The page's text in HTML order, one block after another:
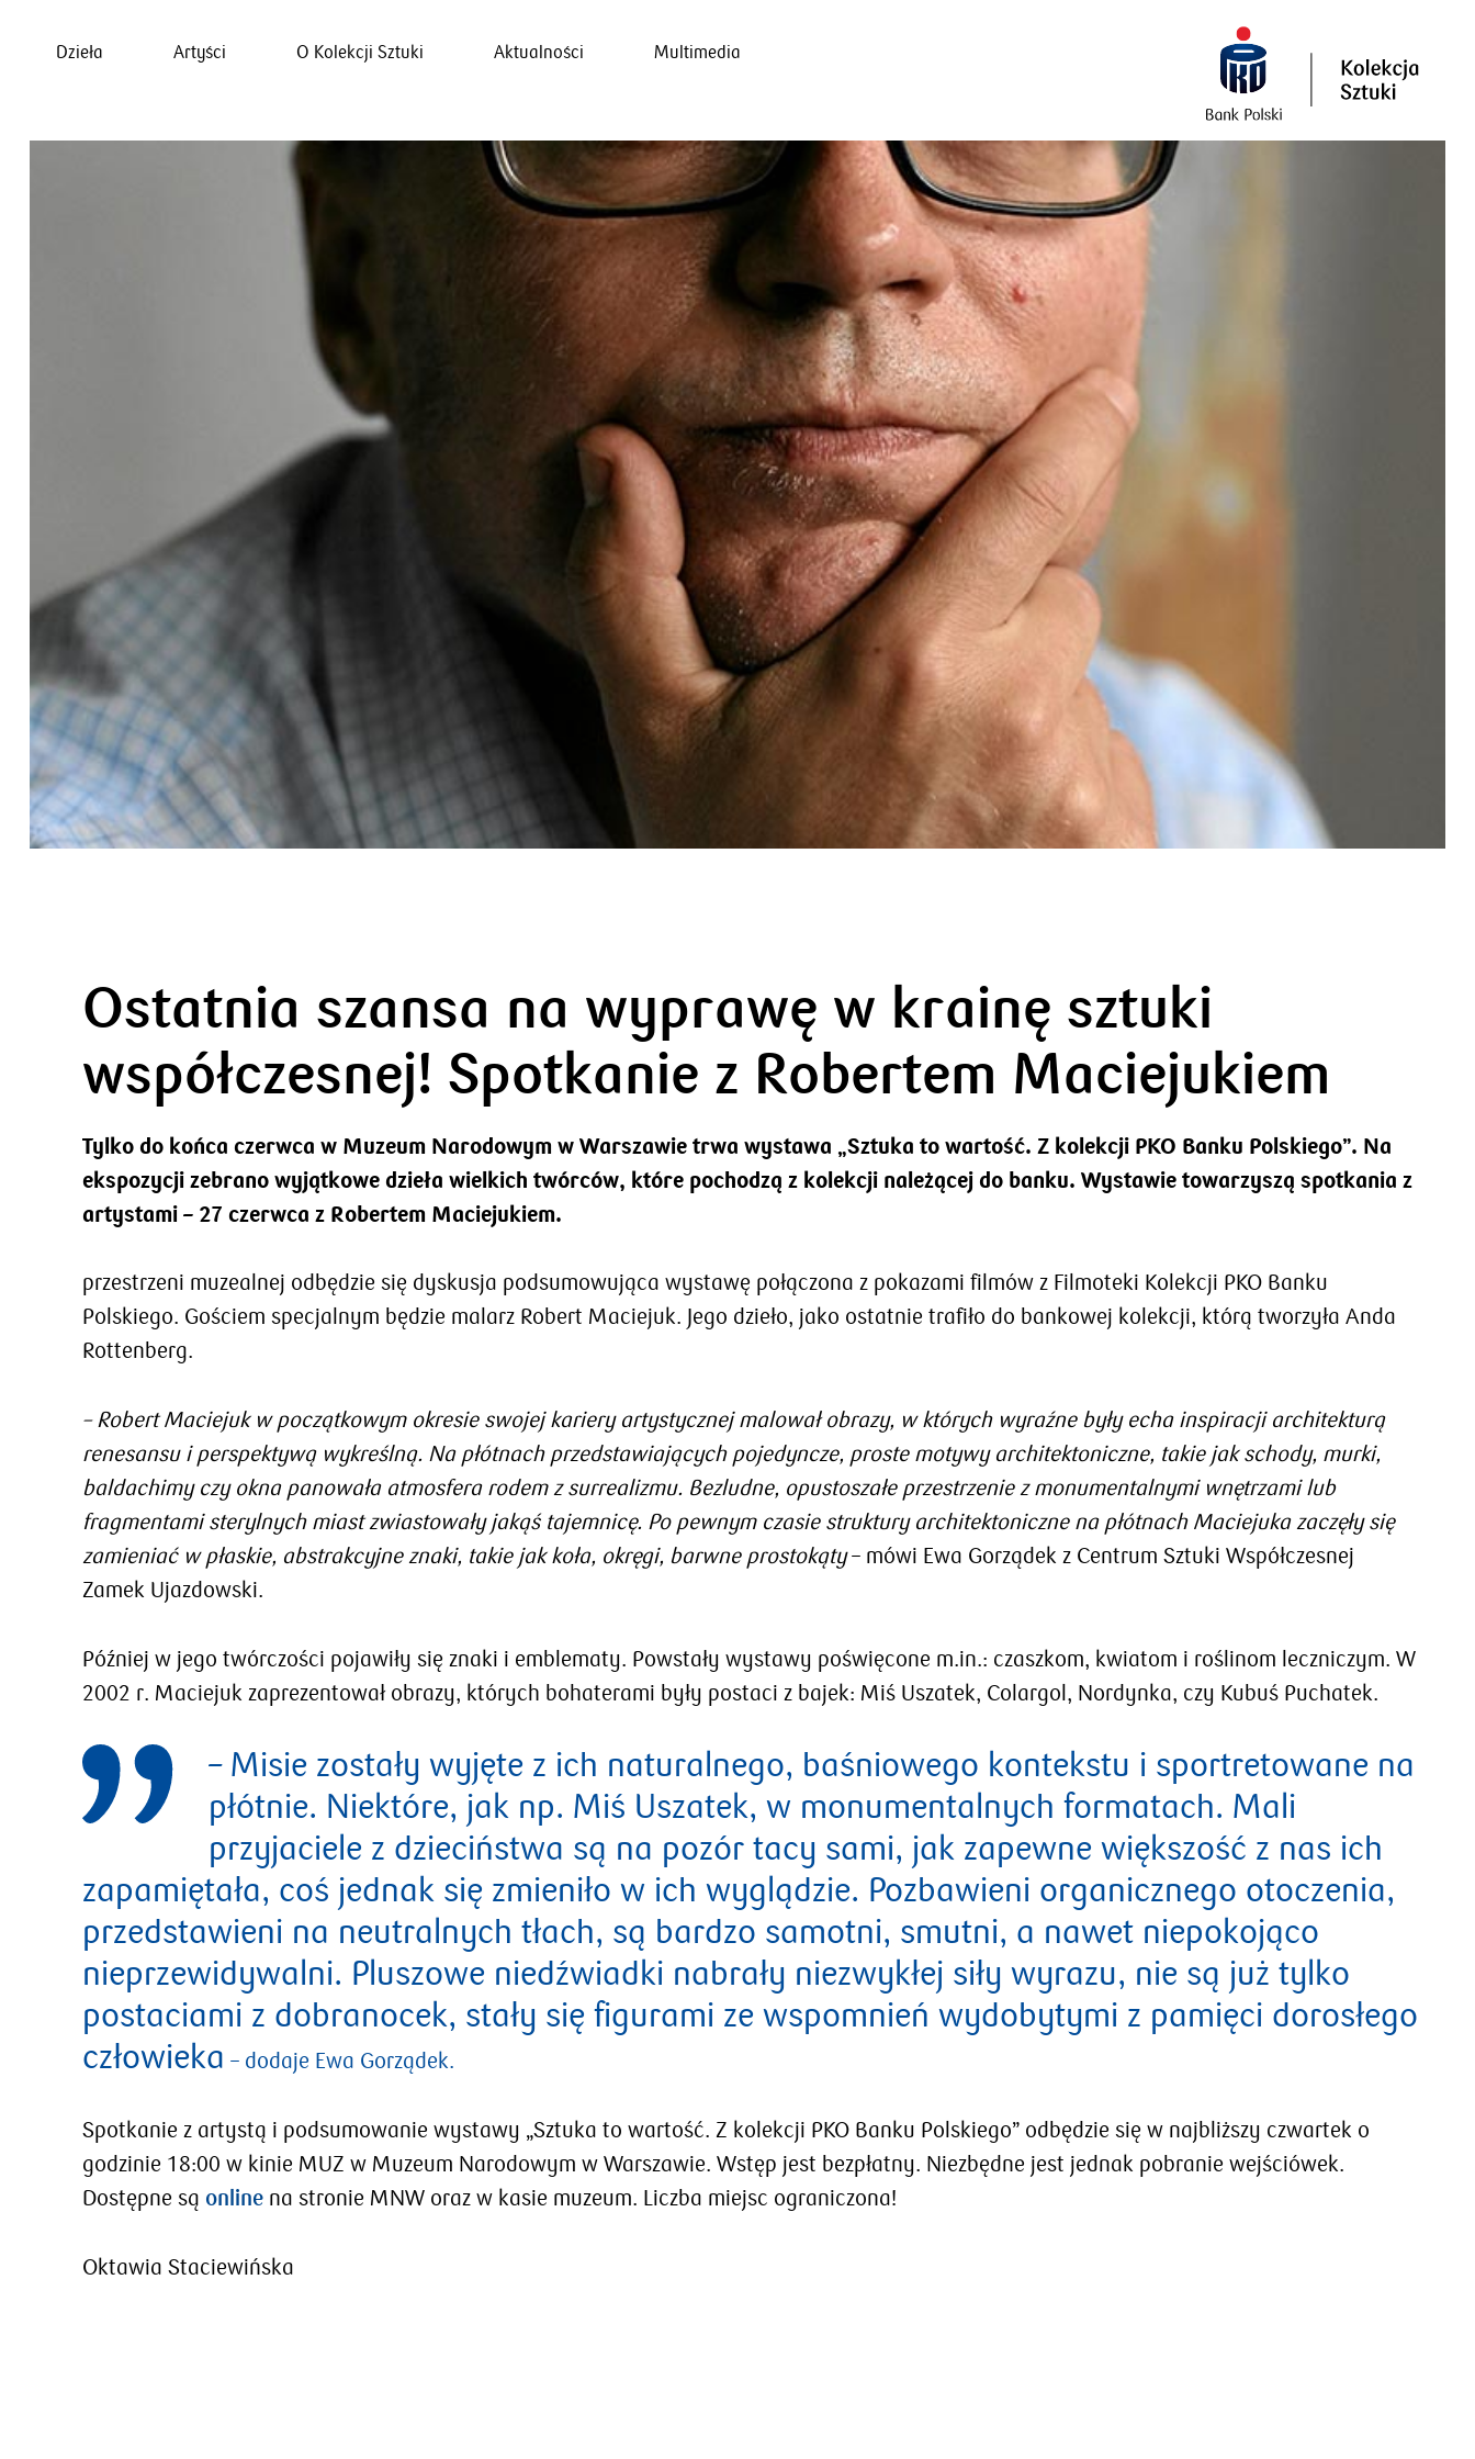
Dzieła Artyści O Kolekcji Sztuki Aktualności Multimedia
Ostatnia szansa na wyprawę w krainę sztuki
współczesnej! Spotkanie z Robertem Maciejukiem
Tylko do końca czerwca w Muzeum Narodowym w Warszawie trwa wystawa „Sztuka to wartość. Z kolekcji PKO Banku Polskiego”. Na
ekspozycji zebrano wyjątkowe dzieła wielkich twórców, które pochodzą z kolekcji należącej do banku. Wystawie towarzyszą spotkania z
artystami – 27 czerwca z Robertem Maciejukiem.
przestrzeni muzealnej odbędzie się dyskusja podsumowująca wystawę połączona z pokazami filmów z Filmoteki Kolekcji PKO Banku
Polskiego. Gościem specjalnym będzie malarz Robert Maciejuk. Jego dzieło, jako ostatnie trafiło do bankowej kolekcji, którą tworzyła Anda
Rottenberg.
– Robert Maciejuk w początkowym okresie swojej kariery artystycznej malował obrazy, w których wyraźne były echa inspiracji architekturą
renesansu i perspektywą wykreślną. Na płótnach przedstawiających pojedyncze, proste motywy architektoniczne, takie jak schody, murki,
baldachimy czy okna panowała atmosfera rodem z surrealizmu. Bezludne, opustoszałe przestrzenie z monumentalnymi wnętrzami lub
fragmentami sterylnych miast zwiastowały jakąś tajemnicę. Po pewnym czasie struktury architektoniczne na płótnach Maciejuka zaczęły się
zamieniać w płaskie, abstrakcyjne znaki, takie jak koła, okręgi, barwne prostokąty– mówi Ewa Gorządek z Centrum Sztuki Współczesnej
Zamek Ujazdowski.
Później w jego twórczości pojawiły się znaki i emblematy. Powstały wystawy poświęcone m.in.: czaszkom, kwiatom i roślinom leczniczym. W
2002 r. Maciejuk zaprezentował obrazy, których bohaterami były postaci z bajek: Miś Uszatek, Colargol, Nordynka, czy Kubuś Puchatek.
– Misie zostały wyjęte z ich naturalnego, baśniowego kontekstu i sportretowane na
płótnie. Niektóre, jak np. Miś Uszatek, w monumentalnych formatach. Mali
przyjaciele z dzieciństwa są na pozór tacy sami, jak zapewne większość z nas ich
zapamiętała, coś jednak się zmieniło w ich wyglądzie. Pozbawieni organicznego otoczenia,
przedstawieni na neutralnych tłach, są bardzo samotni, smutni, a nawet niepokojąco
nieprzewidywalni. Pluszowe niedźwiadki nabrały niezwykłej siły wyrazu, nie są już tylko
postaciami z dobranocek, stały się figurami ze wspomnień wydobytymi z pamięci dorosłego
człowieka – dodaje Ewa Gorządek.
Spotkanie z artystą i podsumowanie wystawy „Sztuka to wartość. Z kolekcji PKO Banku Polskiego” odbędzie się w najbliższy czwartek o
godzinie 18:00 w kinie MUZ w Muzeum Narodowym w Warszawie. Wstęp jest bezpłatny. Niezbędne jest jednak pobranie wejściówek.
Dostępne są onlinena stronie MNW oraz w kasie muzeum. Liczba miejsc ograniczona!
Oktawia Staciewińska